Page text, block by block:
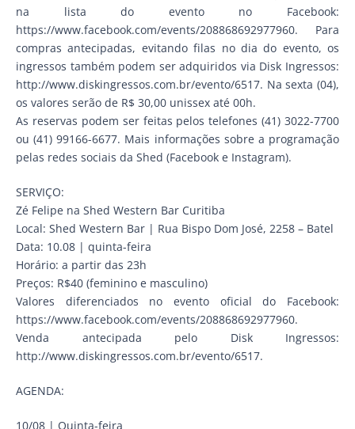
na lista do evento no Facebook:
https://www.facebook.com/events/208868692977960. Para
compras antecipadas, evitando filas no dia do evento, os
ingressos também podem ser adquiridos via Disk Ingressos:
http://www.diskingressos.com.br/evento/6517. Na sexta (04),
os valores serão de R$ 30,00 unissex até 00h.
As reservas podem ser feitas pelos telefones (41) 3022-7700
ou (41) 99166-6677. Mais informações sobre a programação
pelas redes sociais da Shed (Facebook e Instagram).
SERVIÇO:
Zé Felipe na Shed Western Bar Curitiba
Local: Shed Western Bar | Rua Bispo Dom José, 2258 – Batel
Data: 10.08 | quinta-feira
Horário: a partir das 23h
Preços: R$40 (feminino e masculino)
Valores diferenciados no evento oficial do Facebook:
https://www.facebook.com/events/208868692977960.
Venda antecipada pelo Disk Ingressos:
http://www.diskingressos.com.br/evento/6517.
AGENDA:
10/08 | Quinta-feira